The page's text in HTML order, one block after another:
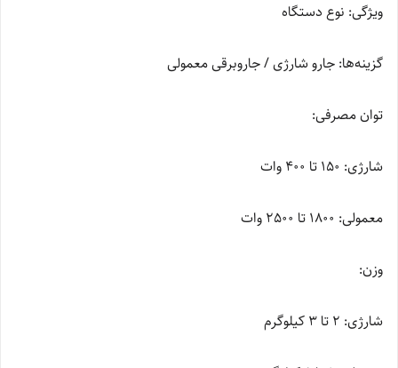
ویژگی: نوع دستگاه
گزینه‌ها: جارو شارژی / جاروبرقی معمولی
توان مصرفی:
شارژی: 150 تا 400 وات
معمولی: 1800 تا 2500 وات
وزن:
شارژی: 2 تا 3 کیلوگرم